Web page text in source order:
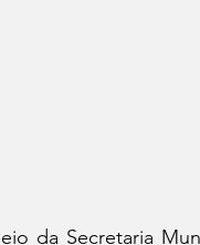
da Secretaria